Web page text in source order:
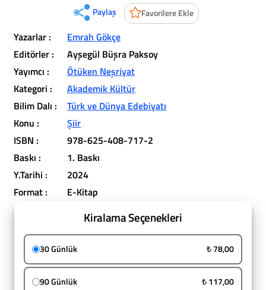
Paylaş Favorilere Ekle
Yazarlar :
Emrah Gökçe
Editörler :
Ayşegül Büşra Paksoy
Yayımcı :
Ötüken Neşriyat
Kategori :
Akademik Kültür
Bilim Dalı :
Türk ve Dünya Edebiyatı
Konu :
Şiir
ISBN :
978-625-408-717-2
Baskı :
1. Baskı
Y.Tarihi :
2024
Format :
E-Kitap
Kiralama Seçenekleri
30 Günlük ₺ 78,00
90 Günlük ₺ 117,00